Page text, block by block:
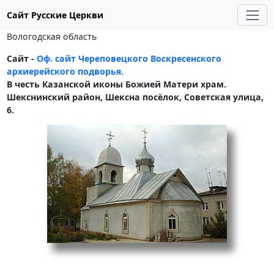
Сайт Русские Церкви
Вологодская область
Сайт - Оф. сайт Череповецкого Воскресенского
архиерейского подворья.
В честь Казанской иконы Божией Матери храм.
Шекснинский район, Шексна посёлок, Советская улица,
6.